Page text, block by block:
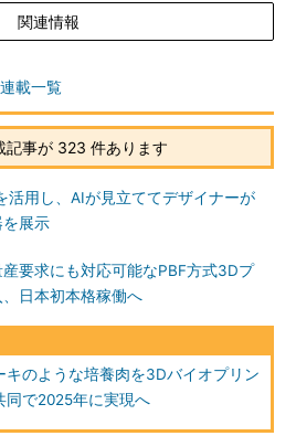
関連情報
載一覧
記事が 323 件あります
活用し、AIが見立ててデザイナーが
展示
要求にも対応可能なPBF方式3Dプ
、日本初本格稼働へ
キのような培養肉を3Dバイオプリン
同で2025年に実現へ